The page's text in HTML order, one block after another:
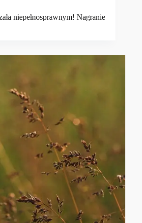
niepełnosprawnym! Nagranie